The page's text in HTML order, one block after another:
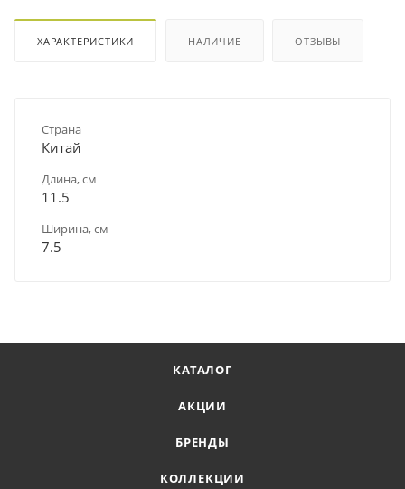
ХАРАКТЕРИСТИКИ НАЛИЧИЕ ОТЗЫВЫ
Страна
Китай
Длина, см
11.5
Ширина, см
7.5
КАТАЛОГ
АКЦИИ
БРЕНДЫ
КОЛЛЕКЦИИ